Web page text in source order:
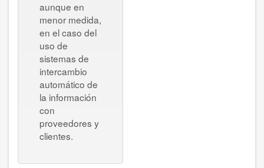
aunque en
menor medida,
en el caso del
uso de
sistemas de
intercambio
automático de
la información
con
proveedores y
clientes.